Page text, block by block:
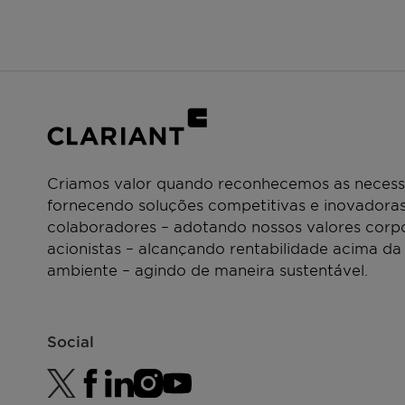
Criamos valor quando reconhecemos as
fornecendo soluções competitivas e
colaboradores – adotando nossos valores
acionistas – alcançando rentabilidade acima
ambiente – agindo de maneira sustentável.
Social